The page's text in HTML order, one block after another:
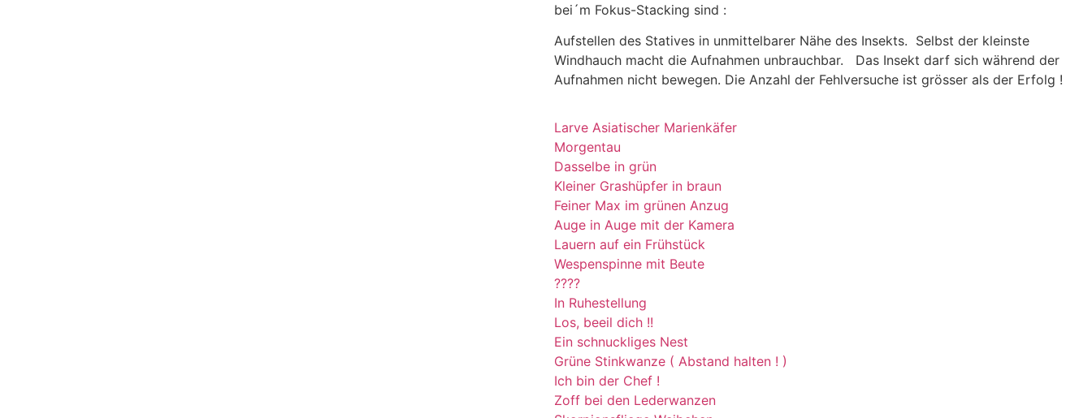
bei´m Fokus-Stacking sind :
Aufstellen des Statives in unmittelbarer Nähe des Insekts. Selbst der kleinste
Windhauch macht die Aufnahmen unbrauchbar. Das Insekt darf sich während der
Aufnahmen nicht bewegen. Die Anzahl der Fehlversuche ist grösser als der Erfolg !
Larve Asiatischer Marienkäfer
Morgentau
Dasselbe in grün
Kleiner Grashüpfer in braun
Feiner Max im grünen Anzug
Auge in Auge mit der Kamera
Lauern auf ein Frühstück
Wespenspinne mit Beute
????
In Ruhestellung
Los, beeil dich !!
Ein schnuckliges Nest
Grüne Stinkwanze ( Abstand halten ! )
Ich bin der Chef !
Zoff bei den Lederwanzen